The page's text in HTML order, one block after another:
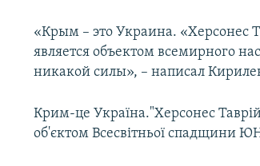
«Крым – это Украина. «Херсонес
является объектом всемирного
никакой силы», – написал
Крим-це Україна."Херсонес
об'єктом Всесвітньої спадщини